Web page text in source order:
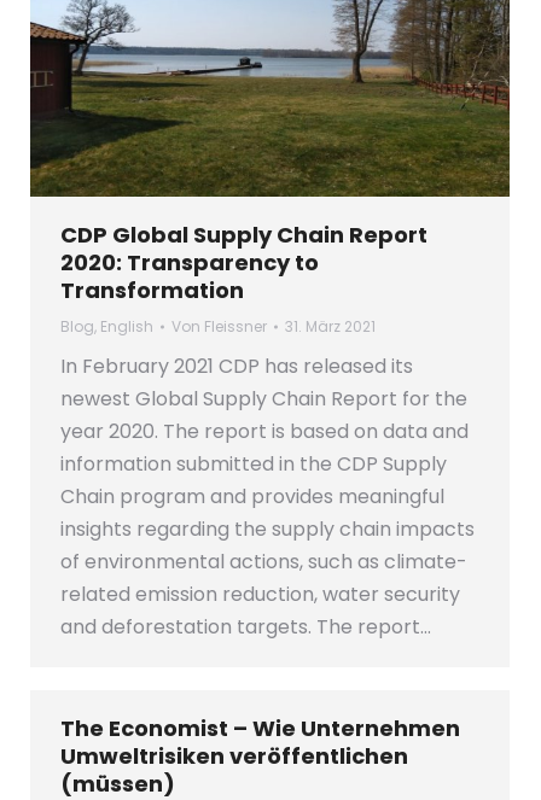
CDP Global Supply Chain Report
2020: Transparency to
Transformation
Blog, English Von Fleissner 31. März 2021
In February 2021 CDP has released its
newest Global Supply Chain Report for the
year 2020. The report is based on data and
information submitted in the CDP Supply
Chain program and provides meaningful
insights regarding the supply chain impacts
of environmental actions, such as climate-
related emission reduction, water security
and deforestation targets. The report…
The Economist – Wie Unternehmen
Umweltrisiken veröffentlichen
(müssen)